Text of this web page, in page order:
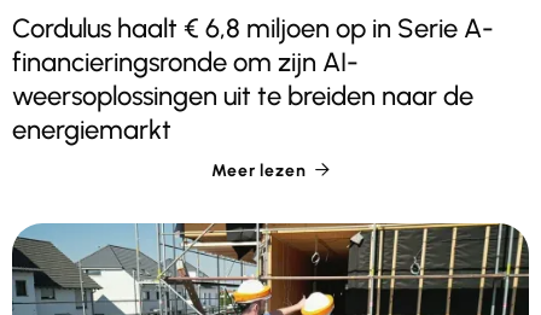
Cordulus haalt € 6,8 miljoen op in Serie A-
financieringsronde om zijn AI-
weersoplossingen uit te breiden naar de
energiemarkt
Meer lezen 